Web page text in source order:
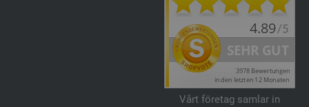
Vårt företag samlar in